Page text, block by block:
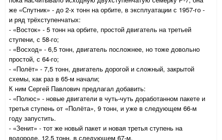
же «Спутник» - до 2-х тонн на орбите, в эксплуатации с 1957-го -
и ряд трёхступенчатых:
- «Восток» - 5 тонн на орбите, простой двигатель на третьей
ступени, с 58-го;
- «Восход» - 6,5 тонн, двигатель посложнее, но тоже довольно
простой, с 64-го;
- «Полёт» - 7,5 тонн, двигатель дорогой и сложный, закрытой
схемы, как раз в 65-м начали;
К ним Сергей Павлович предлагал добавить:
- «Полюс» - новые двигатели в чуть-чуть доработанном пакете и
третья ступень от «Полёта», 9 тонн, и уже в следующем 66-м
году запустить.
- «Зенит» - тот же новый пакет и новая третья ступень на
водороде, 12,5 тонн, в следующем 67-м.